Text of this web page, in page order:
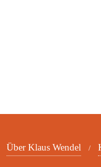
Über Klaus Wendel